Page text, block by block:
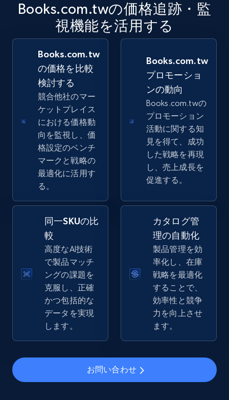
Amazon sellers info
Seller id, URL, Seller name, Description, Detailed
info, Stars, Feedbacks, Return policy, and more.
今すぐ始める
eBay
URL, Product id, Title, Seller name, Seller rating,
Seller reviews, Breadcrumbs, Root category, and
more.
2.5K+ 359+ 今すぐ始める
eBay - Gather data on products using
specified keywords
URL, Product id, Title, Seller name, Seller rating,
Seller reviews, Breadcrumbs, Root category, and
more.
2.5K+ 359+ 今すぐ始める
eBay - Collect products from shops on eBay
URL, Product id, Title, Seller name, Seller rating,
Seller reviews, Breadcrumbs, Root category, and
Books.com.twの価格追跡・監
視機能を活用する
Books.com.tw
の価格を比較
検討する
競合他社のマー
ケットプレイス
における価格動
向を監視し、価
格設定のベンチ
マークと戦略の
最適化に活用す
る。
Books.com.tw
プロモーショ
ンの動向
Books.com.twの
プロモーション
活動に関する知
見を得て、成功
した戦略を再現
し、売上成長を
促進する。
同一SKUの比
較
高度なAI技術
で製品マッチ
ングの課題を
克服し、正確
かつ包括的な
データを実現
します。
カタログ管
理の自動化
製品管理を効
率化し、在庫
戦略を最適化
することで、
効率性と競争
力を向上させ
ます。
お問い合わせ